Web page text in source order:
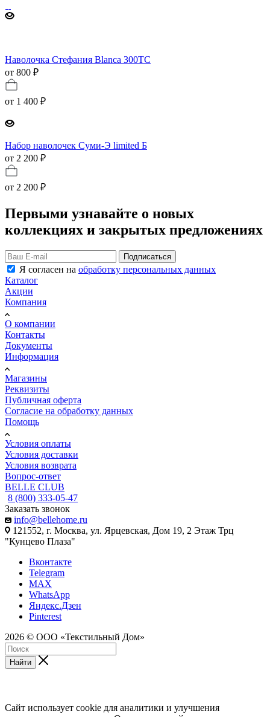
Наволочка Стефания Blanca 300TC
от 800 ₽
от 1 400 ₽
Набор наволочек Суми-Э limited Б
от 2 200 ₽
от 2 200 ₽
Первыми узнавайте о новых
коллекциях и закрытых предложениях
Подписаться
Я согласен на обработку персональных данных
Каталог
Акции
Компания
О компании
Контакты
Документы
Информация
Магазины
Реквизиты
Публичная оферта
Согласие на обработку данных
Помощь
Условия оплаты
Условия доставки
Условия возврата
Вопрос-ответ
BELLE CLUB
8 (800) 333-05-47
Заказать звонок
info@bellehome.ru
121552, г. Москва, ул. Ярцевская, Дом 19, 2 Этаж Трц
"Кунцево Плаза"
Вконтакте
Telegram
MAX
WhatsApp
Яндекс.Дзен
Pinterest
2026 © ООО «Текстильный Дом»
Найти
Сайт использует cookie для аналитики и улучшения